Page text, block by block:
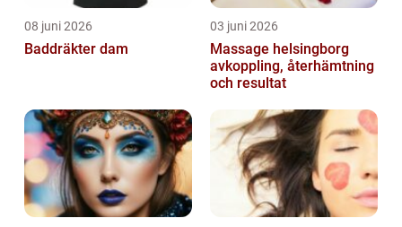
08 juni 2026
Baddräkter dam
03 juni 2026
Massage helsingborg
avkoppling, återhämtning
och resultat